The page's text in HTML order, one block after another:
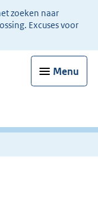
zoeken naar
Excuses voor
Menu